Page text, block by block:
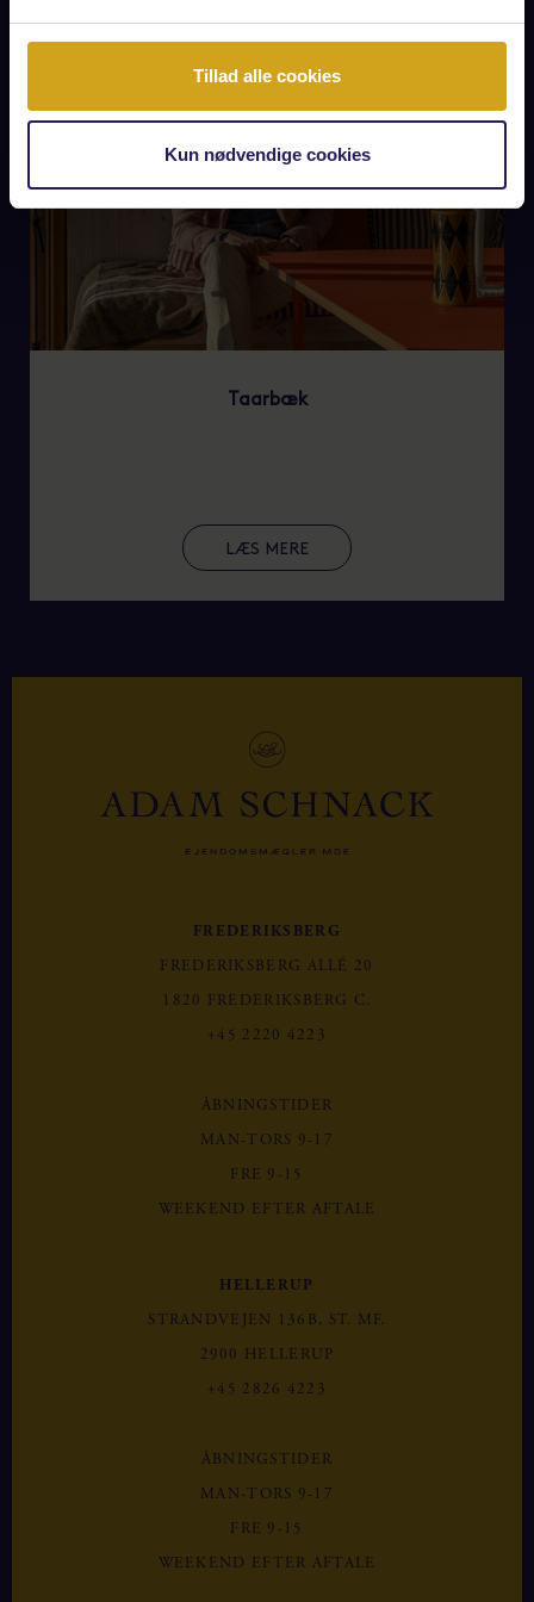
Tillad alle cookies
Kun nødvendige cookies
Taarbæk
LÆS MERE
FREDERIKSBERG
FREDERIKSBERG ALLÉ 20
1820 FREDERIKSBERG C.
+45 2220 4223
ÅBNINGSTIDER
MAN-TORS 9-17
FRE 9-15
WEEKEND EFTER AFTALE
HELLERUP
STRANDVEJEN 136B, ST. MF.
2900 HELLERUP
+45 2826 4223
ÅBNINGSTIDER
MAN-TORS 9-17
FRE 9-15
WEEKEND EFTER AFTALE